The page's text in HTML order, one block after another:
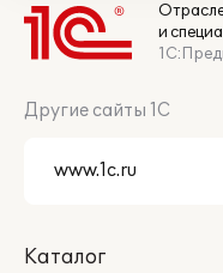
и
Другие сайты 1С
Каталог